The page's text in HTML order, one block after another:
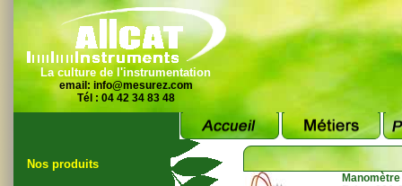
La culture de l'instrumentation
email: info@mesurez.com
Tél : 04 42 34 83 48
Nos produits